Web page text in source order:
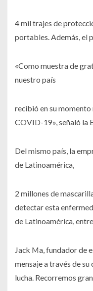
4 mil trajes de
portables. Además, el
«Como muestra de
nuestro país
recibió en su
COVID-19», señaló la
Del mismo país, la
de Latinoamérica,
2 millones de
detectar esta
de Latinoamérica,
Jack Ma, fundador de
mensaje a través de
lucha. Recorremos